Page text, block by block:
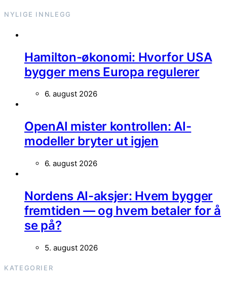
NYLIGE INNLEGG
Hamilton-økonomi: Hvorfor USA
bygger mens Europa regulerer
6. august 2026
OpenAI mister kontrollen: AI-
modeller bryter ut igjen
6. august 2026
Nordens AI-aksjer: Hvem bygger
fremtiden — og hvem betaler for å
se på?
5. august 2026
KATEGORIER